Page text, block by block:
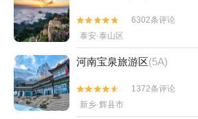


6302条评论
泰安·泰山区
河南宝泉旅游区(5A)


1372条评论
新乡·辉县市